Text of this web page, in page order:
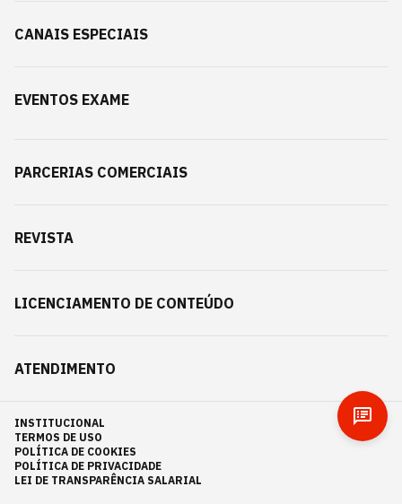
CANAIS ESPECIAIS
EVENTOS EXAME
PARCERIAS COMERCIAIS
REVISTA
LICENCIAMENTO DE CONTEÚDO
ATENDIMENTO
INSTITUCIONAL
TERMOS DE USO
POLÍTICA DE COOKIES
POLÍTICA DE PRIVACIDADE
LEI DE TRANSPARÊNCIA SALARIAL